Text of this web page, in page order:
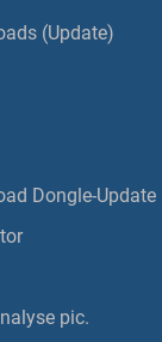
(Update)
Dongle-Update
pic.